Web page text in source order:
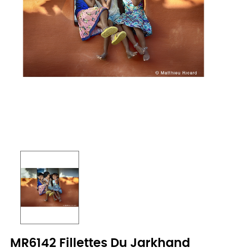
MR6142 Fillettes Du Jarkhand